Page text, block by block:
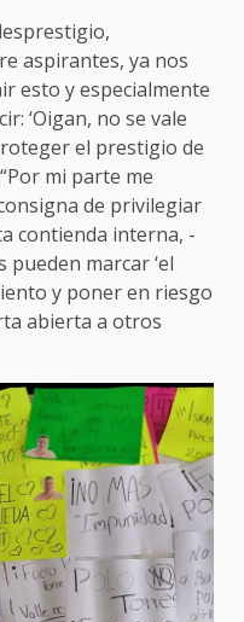
aspirantes, ya nos
esto y especialmente
‘Oigan, no se vale
el prestigio de
mi parte me
de privilegiar
contienda interna, -
marcar ‘el
y poner en riesgo
abierta a otros